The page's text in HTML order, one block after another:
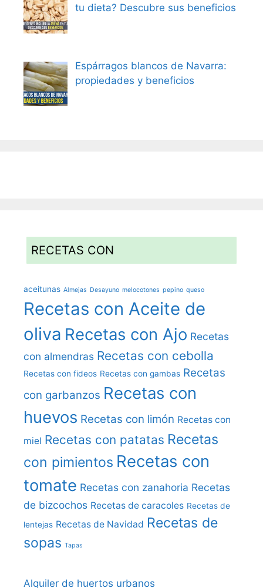
tu dieta? Descubre sus beneficios
Espárragos blancos de Navarra:
propiedades y beneficios
RECETAS CON
aceitunas Almejas Desayuno melocotones pepino queso
Recetas con Aceite de
oliva Recetas con Ajo Recetas
con almendras Recetas con cebolla
Recetas con fideos Recetas con gambas Recetas
con garbanzos Recetas con
huevos Recetas con limón Recetas con
miel Recetas con patatas Recetas
con pimientos Recetas con
tomate Recetas con zanahoria Recetas
de bizcochos Recetas de caracoles Recetas de
lentejas Recetas de Navidad Recetas de
sopas Tapas
Alquiler de huertos urbanos